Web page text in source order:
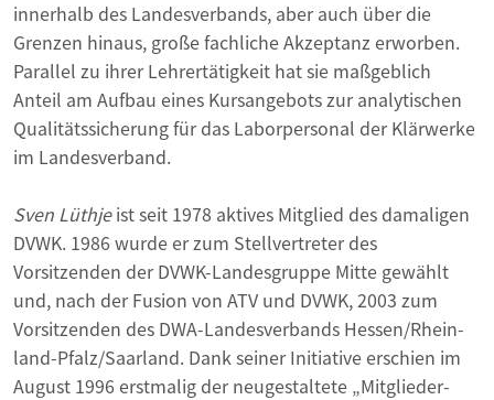
innerhalb des Landesverbands, aber auch über die
Grenzen hinaus, große fachliche Akzeptanz erworben.
Parallel zu ihrer Lehrertätigkeit hat sie maßgeblich
Anteil am Aufbau eines Kursangebots zur analytischen
Qualitätssicherung für das Laborpersonal der Klärwerke
im Landesverband.
Sven Lüthjeist seit 1978 aktives Mitglied des damaligen
DVWK. 1986 wurde er zum Stellvertreter des
Vorsitzenden der DVWK-Landes­gruppe Mitte gewählt
und, nach der Fusion von ATV und DVWK, 2003 zum
Vorsitzenden des DWA-Landesverbands Hessen/Rhein­
land-Pfalz/Saarland. Dank seiner Initiative erschien im
August 1996 erstmalig der neugestaltete „Mitglieder-